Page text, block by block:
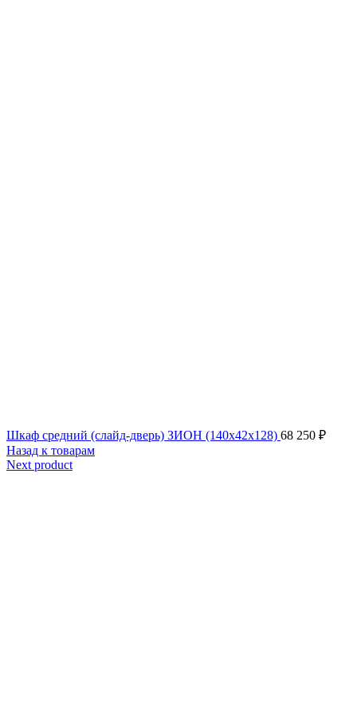
Шкаф средний (слайд-дверь) ЗИОН (140x42x128) 68 250 ₽
Назад к товарам
Next product